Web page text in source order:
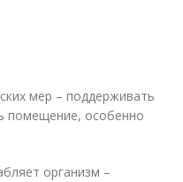
мер – поддерживать
помещение, особенно
организм –